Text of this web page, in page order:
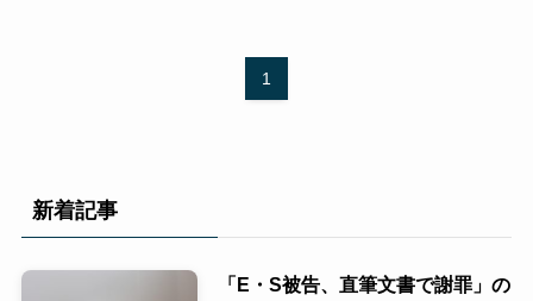
1
新着記事
「E・S被告、直筆文書で謝罪」の